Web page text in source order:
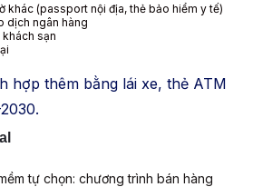
tự chọn: chương trình bán hàng
khác (passport nội địa, thẻ bảo hiểm y tế)
dịch ngân hàng
sạn
hợp thêm bằng lái xe, thẻ ATM